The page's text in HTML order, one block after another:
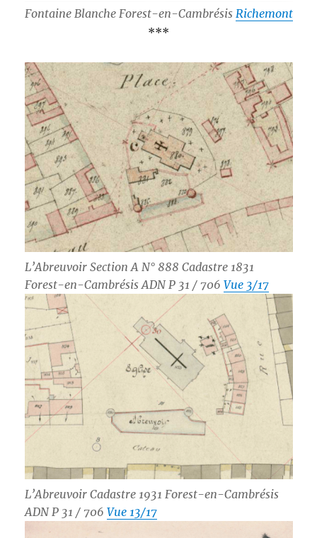
Fontaine Blanche Forest-en-Cambrésis Richemont
***
L’Abreuvoir Section A N° 888 Cadastre 1831
Forest-en-Cambrésis ADN P 31 / 706 Vue 3/17
L’Abreuvoir Cadastre 1931 Forest-en-Cambrésis
ADN P 31 / 706 Vue 13/17